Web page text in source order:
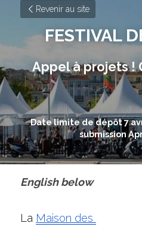
Revenir au site
FESTIVAL
Appel à projets !
Date limite de dépôt 7
submission
English below
La Maison des